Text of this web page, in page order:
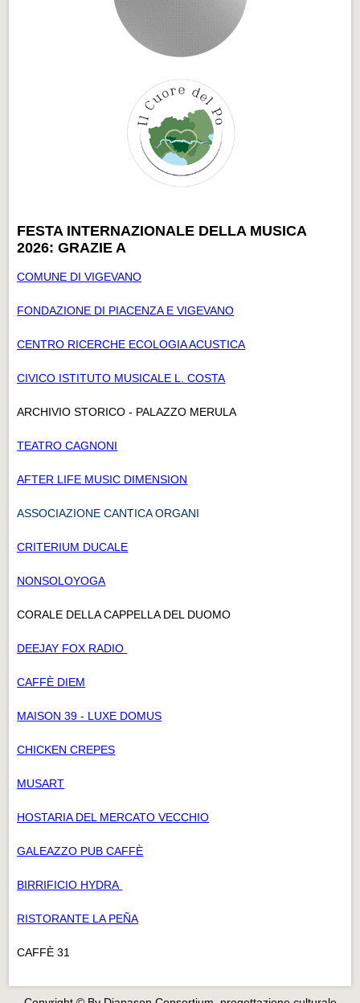
FESTA INTERNAZIONALE DELLA MUSICA
2026: GRAZIE A
COMUNE DI VIGEVANO
FONDAZIONE DI PIACENZA E VIGEVANO
CENTRO RICERCHE ECOLOGIA ACUSTICA
CIVICO ISTITUTO MUSICALE L. COSTA
ARCHIVIO STORICO - PALAZZO MERULA
TEATRO CAGNONI
AFTER LIFE MUSIC DIMENSION
ASSOCIAZIONE CANTICA ORGANI
CRITERIUM DUCALE
NONSOLOYOGA
CORALE DELLA CAPPELLA DEL DUOMO
DEEJAY FOX RADIO
CAFFÈ DIEM
MAISON 39 - LUXE DOMUS
CHICKEN CREPES
MUSART
HOSTARIA DEL MERCATO VECCHIO
GALEAZZO PUB CAFFÈ
BIRRIFICIO HYDRA
RISTORANTE LA PEÑA
CAFFÈ 31